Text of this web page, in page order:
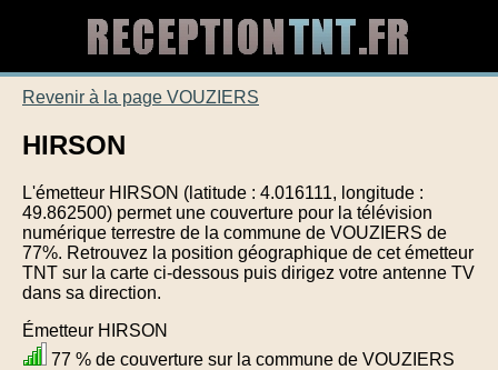
Revenir à la page VOUZIERS
HIRSON
L'émetteur HIRSON (latitude : 4.016111, longitude :
49.862500) permet une couverture pour la télévision
numérique terrestre de la commune de VOUZIERS de
77%. Retrouvez la position géographique de cet émetteur
TNT sur la carte ci-dessous puis dirigez votre antenne TV
dans sa direction.
Émetteur HIRSON
77 % de couverture sur la commune de VOUZIERS